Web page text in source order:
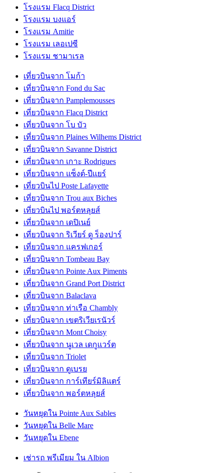
โรงแรม Flacq District
โรงแรม บงแอร์
โรงแรม Amitie
โรงแรม เลอเปซี
โรงแรม ชามาเรล
เที่ยวบินจาก โมก้า
เที่ยวบินจาก Fond du Sac
เที่ยวบินจาก Pamplemousses
เที่ยวบินจาก Flacq District
เที่ยวบินจาก โบ บัว
เที่ยวบินจาก Plaines Wilhems District
เที่ยวบินจาก Savanne District
เที่ยวบินจาก เกาะ Rodrigues
เที่ยวบินจาก แซ็งต์-ปีแยร์
เที่ยวบินไป Poste Lafayette
เที่ยวบินจาก Trou aux Biches
เที่ยวบินไป พอร์ตหลุยส์
เที่ยวบินจาก เดปิเนย์
เที่ยวบินจาก ริเวียร์ ดู ร็องปาร์
เที่ยวบินจาก แครฟเกอร์
เที่ยวบินจาก Tombeau Bay
เที่ยวบินจาก Pointe Aux Piments
เที่ยวบินจาก Grand Port District
เที่ยวบินจาก Balaclava
เที่ยวบินจาก ท่าเรือ Chambly
เที่ยวบินจาก เขตริเวียเรนัวร์
เที่ยวบินจาก Mont Choisy
เที่ยวบินจาก นูเวล เดกูแวร์ต
เที่ยวบินจาก Triolet
เที่ยวบินจาก ดูเบรย
เที่ยวบินจาก การ์เทียร์มิลิแตร์
เที่ยวบินจาก พอร์ตหลุยส์
วันหยุดใน Pointe Aux Sables
วันหยุดใน Belle Mare
วันหยุดใน Ebene
เช่ารถ พรีเมียม ใน Albion